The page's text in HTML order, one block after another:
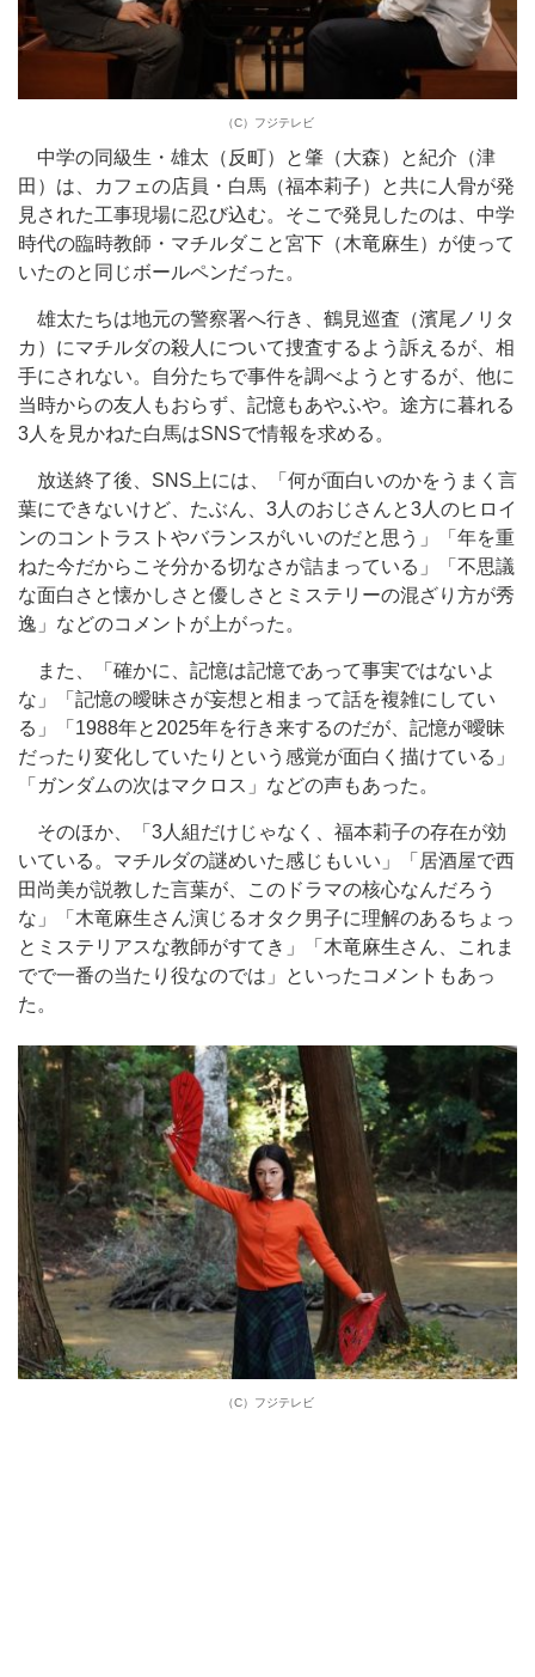
（C）フジテレビ
中学の同級生・雄太（反町）と肇（大森）と紀介（津
田）は、カフェの店員・白馬（福本莉子）と共に人骨が発
見された工事現場に忍び込む。そこで発見したのは、中学
時代の臨時教師・マチルダこと宮下（木竜麻生）が使って
いたのと同じボールペンだった。
雄太たちは地元の警察署へ行き、鶴見巡査（濱尾ノリタ
カ）にマチルダの殺人について捜査するよう訴えるが、相
手にされない。自分たちで事件を調べようとするが、他に
当時からの友人もおらず、記憶もあやふや。途方に暮れる
3人を見かねた白馬はSNSで情報を求める。
放送終了後、SNS上には、「何が面白いのかをうまく言
葉にできないけど、たぶん、3人のおじさんと3人のヒロイ
ンのコントラストやバランスがいいのだと思う」「年を重
ねた今だからこそ分かる切なさが詰まっている」「不思議
な面白さと懐かしさと優しさとミステリーの混ざり方が秀
逸」などのコメントが上がった。
また、「確かに、記憶は記憶であって事実ではないよ
な」「記憶の曖昧さが妄想と相まって話を複雑にしてい
る」「1988年と2025年を行き来するのだが、記憶が曖昧
だったり変化していたりという感覚が面白く描けている」
「ガンダムの次はマクロス」などの声もあった。
そのほか、「3人組だけじゃなく、福本莉子の存在が効
いている。マチルダの謎めいた感じもいい」「居酒屋で西
田尚美が説教した言葉が、このドラマの核心なんだろう
な」「木竜麻生さん演じるオタク男子に理解のあるちょっ
とミステリアスな教師がすてき」「木竜麻生さん、これま
でで一番の当たり役なのでは」といったコメントもあっ
た。
（C）フジテレビ